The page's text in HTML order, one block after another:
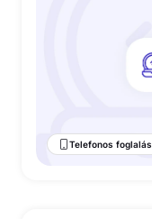
Telefonos foglalás